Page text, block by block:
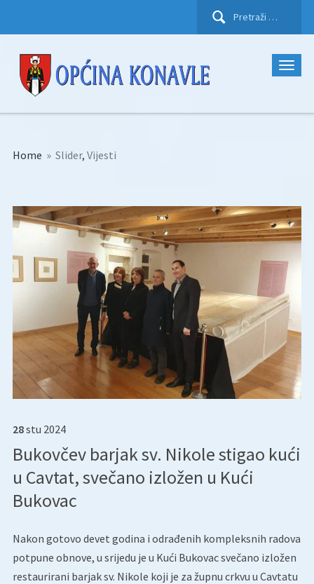
Pretraži:
Home » Slider, Vijesti
28stu 2024
Bukovčev barjak sv. Nikole stigao kući
u Cavtat, svečano izložen u Kući
Bukovac
Nakon gotovo devet godina i odrađenih kompleksnih radova
potpune obnove, u srijedu je u Kući Bukovac svečano izložen
restaurirani barjak sv. Nikole koji je za župnu crkvu u Cavtatu